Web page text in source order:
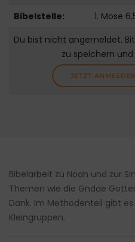
Bibelstelle:
1. Mose
Du bist nicht angemeldet.
zu speichern
JETZT
Bibelarbeit zu Noah und zur
Themen wie die Gndae
Dank. Im Methodenteil gibt
Kleingruppen.